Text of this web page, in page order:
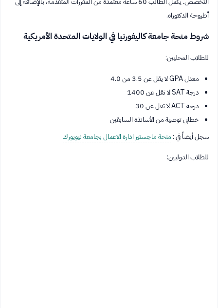
أطروحة الدكتوراه.
شروط منحة جامعة كاليفورنيا في الولايات المتحدة الأمريكية
للطلاب المحليين:
معدل GPA لا يقل عن 3.5 من 4.0
درجة SAT لا تقل عن 1400
درجة ACT لا تقل عن 30
خطابي توصية من الأساتذة السابقين
سجل أيضاً في :منحة ماجستير ادارة الاعمال بجامعة نيويورك
للطلاب الدوليين: